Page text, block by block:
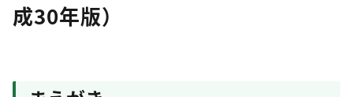
成30年版）